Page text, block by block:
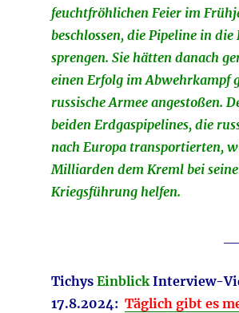
feuchtfröhlichen Feier im
beschlossen, die Pipeline in die
sprengen. Sie hätten danach
einen Erfolg im Abwehrkampf
russische Armee angestoßen.
beiden Erdgaspipelines, die
nach Europa transportierten,
Milliarden dem Kreml bei
Kriegsführung helfen.
Tichys EinblickInterview-
17.8.2024: Täglich gibt es